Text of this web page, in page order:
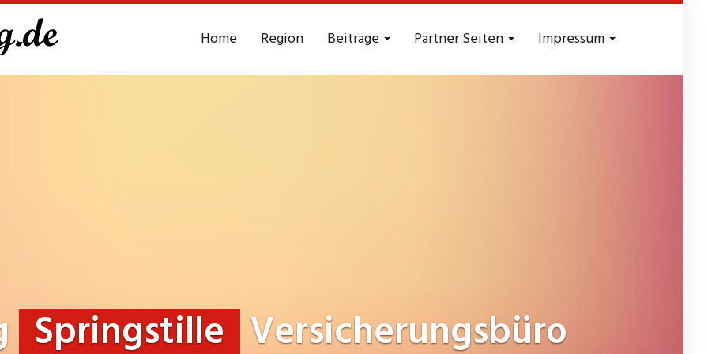
Home Region Beiträge Partner Seiten Impressum
Springstille Versicherungsbüro